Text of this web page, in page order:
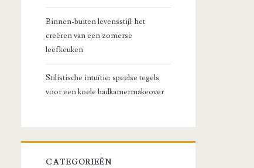
Binnen-buiten levensstijl: het
creëren van een zomerse
leefkeuken
Stilistische intuïtie: speelse tegels
voor een koele badkamermakeover
CATEGORIEËN